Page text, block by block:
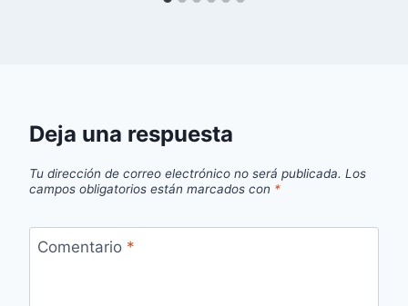
Deja una respuesta
Tu dirección de correo electrónico no será publicada. Los
campos obligatorios están marcados con *
Comentario *